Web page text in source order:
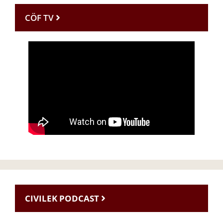
CÖF TV
CIVILEK PODCAST